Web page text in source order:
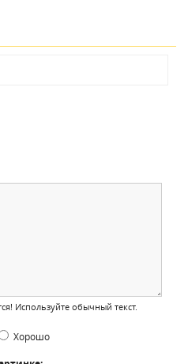
Используйте обычный текст.
Хорошо